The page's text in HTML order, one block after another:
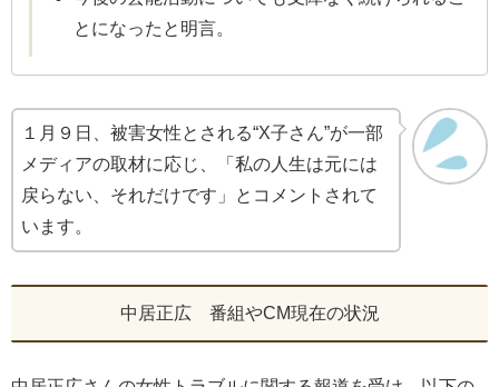
とになったと明言。
１月９日、被害女性とされる“X子さん”が一部
メディアの取材に応じ、「私の人生は元には
戻らない、それだけです」とコメントされて
います。
中居正広 番組やCM現在の状況